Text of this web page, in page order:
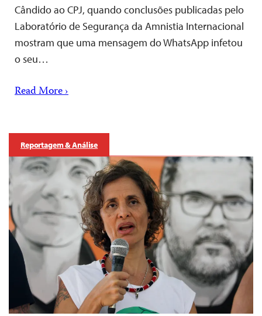
Cândido ao CPJ, quando conclusões publicadas pelo
Laboratório de Segurança da Amnistia Internacional
mostram que uma mensagem do WhatsApp infetou
o seu…
Read More ›
Reportagem & Análise